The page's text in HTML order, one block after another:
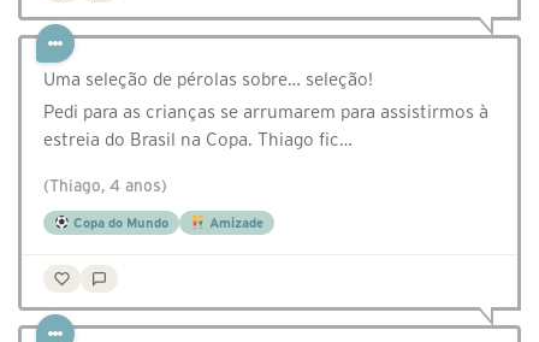
Uma seleção de pérolas sobre… seleção!
Pedi para as crianças se arrumarem para assistirmos à
estreia do Brasil na Copa. Thiago fic…
(Thiago, 4 anos)
Copa do Mundo Amizade